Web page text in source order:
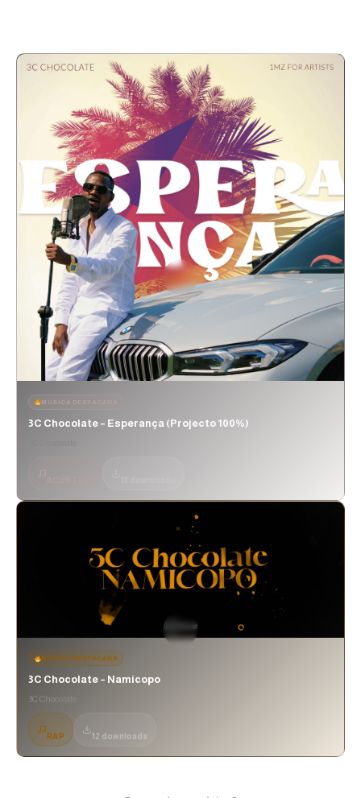
MÚSICA DESTACADA
3C Chocolate – Esperança (Projecto 100%)
ACÚSTICO
MÚSICA DESTACADA
3C Chocolate – Namicopo
3C Chocolate
RAP 12 downloads